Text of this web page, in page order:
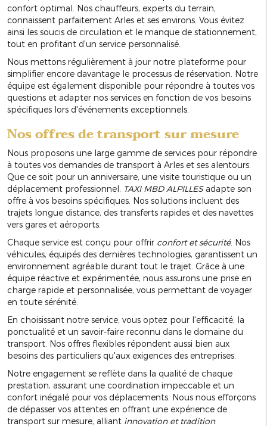
confort optimal. Nos chauffeurs, experts du terrain,
connaissent parfaitement Arles et ses environs. Vous évitez
ainsi les soucis de circulation et le manque de stationnement,
tout en profitant d'un service personnalisé.
Nous mettons régulièrement à jour notre plateforme pour
simplifier encore davantage le processus de réservation. Notre
équipe est également disponible pour répondre à toutes vos
questions et adapter nos services en fonction de vos besoins
spécifiques lors d'événements exceptionnels.
Nos offres de transport sur mesure
Nous proposons une large gamme de services pour répondre
à toutes vos demandes de transport à Arles et ses alentours.
Que ce soit pour un anniversaire, une visite touristique ou un
déplacement professionnel, TAXI MBD ALPILLESadapte son
offre à vos besoins spécifiques. Nos solutions incluent des
trajets longue distance, des transferts rapides et des navettes
vers gares et aéroports.
Chaque service est conçu pour offrir confort et sécurité. Nos
véhicules, équipés des dernières technologies, garantissent un
environnement agréable durant tout le trajet. Grâce à une
équipe réactive et expérimentée, nous assurons une prise en
charge rapide et personnalisée, vous permettant de voyager
en toute sérénité.
En choisissant notre service, vous optez pour l'efficacité, la
ponctualité et un savoir-faire reconnu dans le domaine du
transport. Nos offres flexibles répondent aussi bien aux
besoins des particuliers qu'aux exigences des entreprises.
Notre engagement se reflète dans la qualité de chaque
prestation, assurant une coordination impeccable et un
confort inégalé pour vos déplacements. Nous nous efforçons
de dépasser vos attentes en offrant une expérience de
transport sur mesure, alliant innovation et tradition.